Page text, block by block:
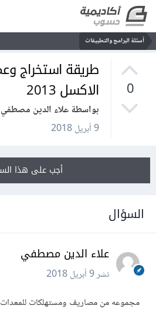
أسئلة البرامج والتطبيقات
0
الاكسل 2013
بواسطة علاء الدين مصطفي
9 أبريل 2018
أجب على هذا
السؤال
علاء الدين مصطفي
نشر9 أبريل 2018
مجموعه من مصاريف ومستهلكات